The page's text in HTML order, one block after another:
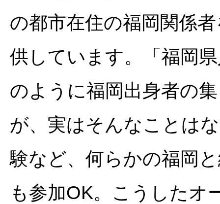
の都市在住の福岡関係
供しています。「福岡
のように福岡出身者の
が、実はそんなことは
験など、何らかの福岡
も参加OK。こうしたオ